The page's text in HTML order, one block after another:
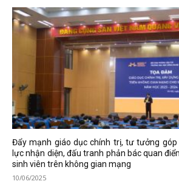
Đẩy mạnh giáo dục chính trị, tư tưởng góp
lực nhận diện, đấu tranh phản bác quan
sinh viên trên không gian mạng
10/06/2025